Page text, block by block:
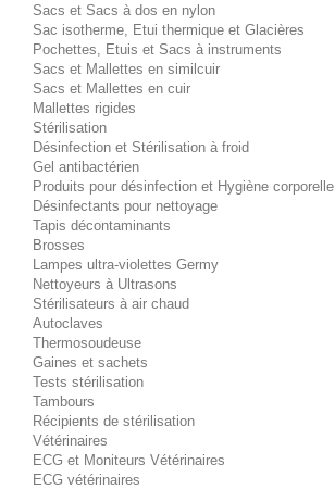
Sacs et Sacs à dos en nylon
Sac isotherme, Etui thermique et Glacières
Pochettes, Etuis et Sacs à instruments
Sacs et Mallettes en similcuir
Sacs et Mallettes en cuir
Mallettes rigides
Stérilisation
Désinfection et Stérilisation à froid
Gel antibactérien
Produits pour désinfection et Hygiène corporelle
Désinfectants pour nettoyage
Tapis décontaminants
Brosses
Lampes ultra-violettes Germy
Nettoyeurs à Ultrasons
Stérilisateurs à air chaud
Autoclaves
Thermosoudeuse
Gaines et sachets
Tests stérilisation
Tambours
Récipients de stérilisation
Vétérinaires
ECG et Moniteurs Vétérinaires
ECG vétérinaires